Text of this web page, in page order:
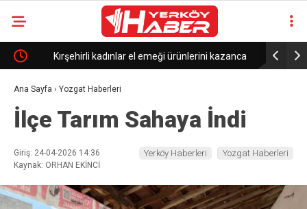
Kırşehirli kadınlar el emeği ürünlerini kazanca
dönüştürüyor
Ana Sayfa › Yozgat Haberleri
İlçe Tarım Sahaya İndi
Giriş: 24-04-2026 14:36
Kaynak: ORHAN EKİNCİ
Yerköy Haberleri Yozgat Haberleri